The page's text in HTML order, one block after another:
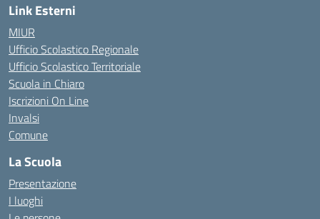
Link Esterni
MIUR
Ufficio Scolastico Regionale
Ufficio Scolastico Territoriale
Scuola in Chiaro
Iscrizioni On Line
Invalsi
Comune
La Scuola
Presentazione
I luoghi